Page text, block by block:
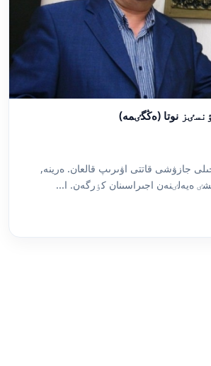
نوتا (ەڭگٸمە)
جازۋشى قاتتى اۋىرىپ قالعان. ەرينە,
ەيەلٸنەن اجىراسىنان كٶرگەن. ا...